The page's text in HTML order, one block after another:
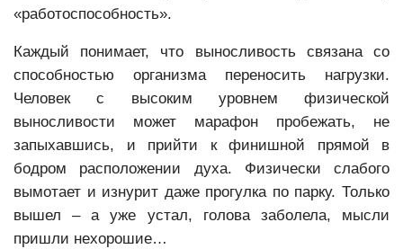
«работоспособность».
Каждый понимает, что выносливость связана со
способностью организма переносить нагрузки.
Человек с высоким уровнем физической
выносливости может марафон пробежать, не
запыхавшись, и прийти к финишной прямой в
бодром расположении духа. Физически слабого
вымотает и изнурит даже прогулка по парку. Только
вышел – а уже устал, голова заболела, мысли
пришли нехорошие…